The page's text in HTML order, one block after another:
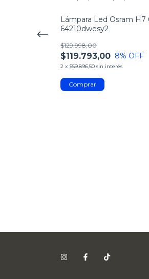
Lámpara Led Osram
64210dwesy2
$119.793,00
$129.998,00
8% OFF
2 x $59.896,50 sin interés